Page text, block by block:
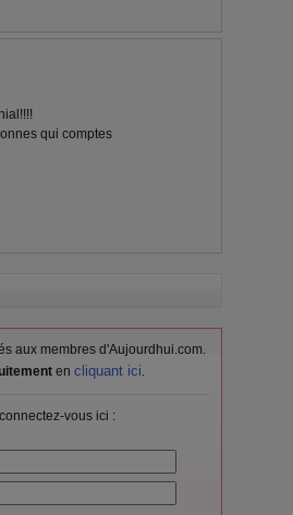
qui comptes
aux membres d'Aujourdhui.com.
en cliquant ici.
vous ici :